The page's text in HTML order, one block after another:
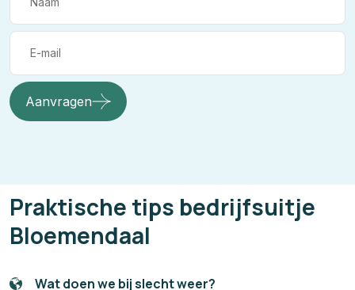
Aanvragen
Praktische tips bedrijfsuitje
Bloemendaal
Wat doen we bij slecht weer?